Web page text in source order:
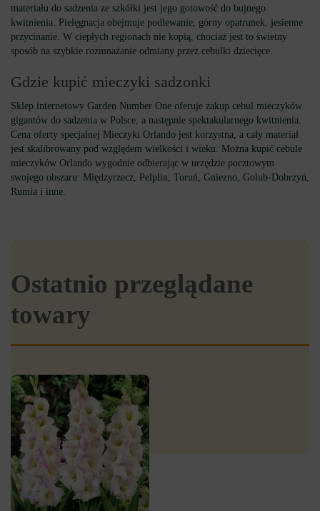
materiału do sadzenia ze szkółki jest jego gotowość do bujnego
kwitnienia. Pielęgnacja obejmuje podlewanie, górny opatrunek, jesienne
przycinanie. W ciepłych regionach nie kopią, chociaż jest to świetny
sposób na szybkie rozmnażanie odmiany przez cebulki dziecięce.
Gdzie kupić mieczyki sadzonki
Sklep internetowy Garden Number One oferuje zakup cebul mieczyków
gigantów do sadzenia w Polsce, a następnie spektakularnego kwitnienia.
Cena oferty specjalnej Mieczyki Orlando jest korzystna, a cały materiał
jest skalibrowany pod względem wielkości i wieku. Można kupić cebule
mieczyków Orlando wygodnie odbierając w urzędzie pocztowym
swojego obszaru: Międzyrzecz, Pelplin, Toruń, Gniezno, Golub-Dobrzyń,
Rumia i inne.
Ostatnio przeglądane
towary